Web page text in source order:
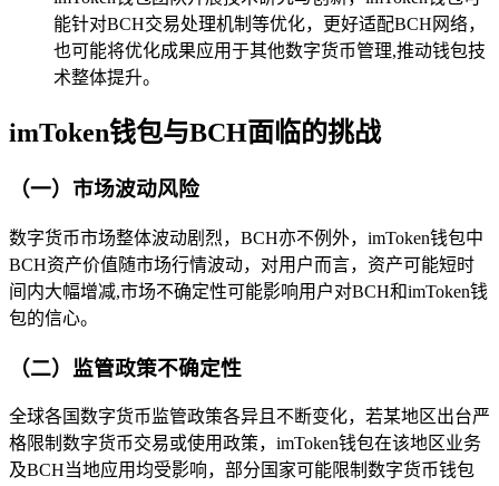
能针对BCH交易处理机制等优化，更好适配BCH网络，
也可能将优化成果应用于其他数字货币管理,推动钱包技
术整体提升。
imToken钱包与BCH面临的挑战
（一）市场波动风险
数字货币市场整体波动剧烈，BCH亦不例外，imToken钱包中
BCH资产价值随市场行情波动，对用户而言，资产可能短时
间内大幅增减,市场不确定性可能影响用户对BCH和imToken钱
包的信心。
（二）监管政策不确定性
全球各国数字货币监管政策各异且不断变化，若某地区出台严
格限制数字货币交易或使用政策，imToken钱包在该地区业务
及BCH当地应用均受影响，部分国家可能限制数字货币钱包